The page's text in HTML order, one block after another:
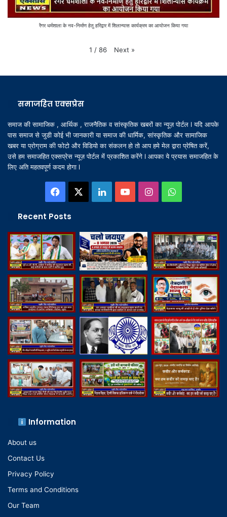
रैगर धर्मशाला के नव-निर्माण हेतु हरिद्वार में शिलान्यास कार्यक्रम का आयोजन किया गया
1 / 86 Next »
समाजहित एक्सप्रेस
समाज की सामाजिक , आर्थिक , राजनैतिक व सांस्कृतिक खबरों का न्यूज़ पोर्टल l यदि आपके
पास समाज से जुडी कोई भी जानकारी या समाज की धार्मिक, सांस्कृतिक और सामाजिक
खबर या प्रोग्राम की फोटो और विडियो का संकलन हो तो आप हमे मेल द्वारा प्रेषित करें,
उसे हम समाजहित एक्सप्रेस न्यूज़ पोर्टल में प्रकाशित करेंगे l आपका ये प्रयास समाजहित के
लिए अति महतवपूर्ण कदम होगा l
Facebook LinkedInYouTubeInstagramWhatsApp
Recent Posts
Information
About us
Contact Us
Privacy Policy
Terms and Conditions
Our Team